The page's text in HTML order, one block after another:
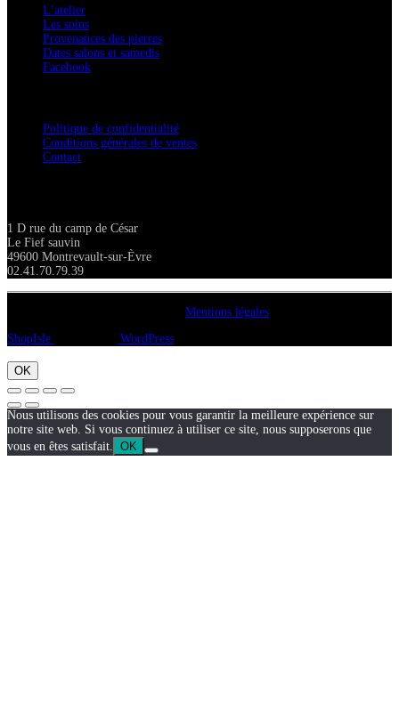
L’atelier
Les soins
Provenances des pierres
Dates salons et samedis
Facebook
Politique de confidentialité
Conditions générales de ventes
Contact
1 D rue du camp de César
Le Fief sauvin
49600 Montrevault-sur-Èvre
02.41.70.79.39
Mentions légales
ShopIsle
WordPress
OK
Nous utilisons des cookies pour vous garantir la meilleure expérience sur
notre site web. Si vous continuez à utiliser ce site, nous supposerons que
vous en êtes satisfait.
OK